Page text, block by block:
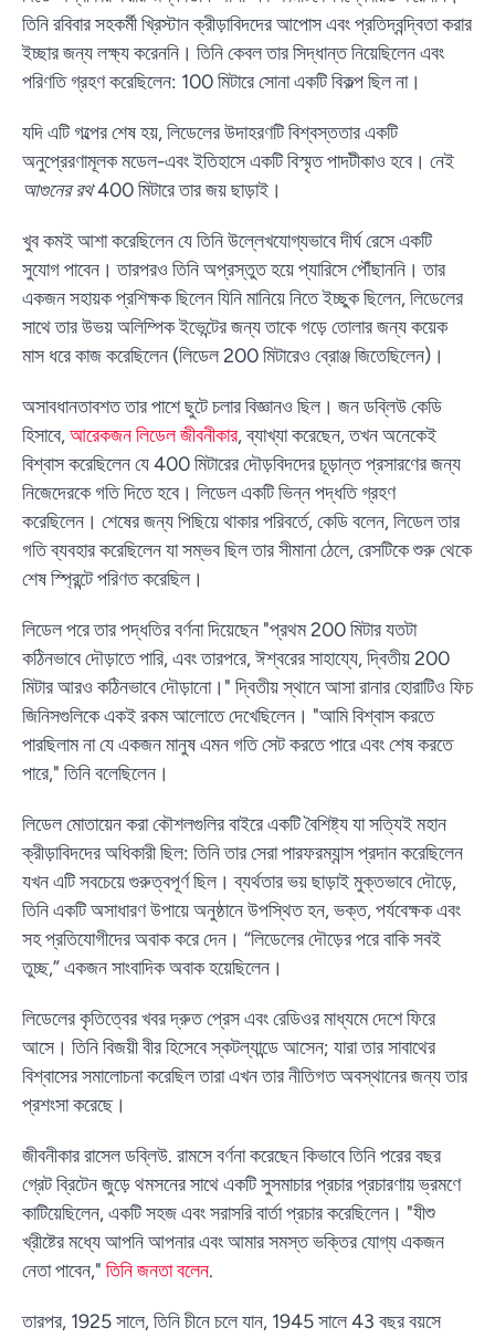
তিনি রবিবার সহকর্মী খ্রিস্টান ক্রীড়াবিদদের আপোস এবং প্রতিদ্বন্দ্বিতা করার
ইচ্ছার জন্য লক্ষ্য করেননি। তিনি কেবল তার সিদ্ধান্ত নিয়েছিলেন এবং
পরিণতি গ্রহণ করেছিলেন: 100 মিটারে সোনা একটি বিকল্প ছিল না।
যদি এটি গল্পের শেষ হয়, লিডেলের উদাহরণটি বিশ্বস্ততার একটি
অনুপ্রেরণামূলক মডেল-এবং ইতিহাসে একটি বিস্মৃত পাদটীকাও হবে। নেই
আগুনের রথ400 মিটারে তার জয় ছাড়াই।
খুব কমই আশা করেছিলেন যে তিনি উল্লেখযোগ্যভাবে দীর্ঘ রেসে একটি
সুযোগ পাবেন। তারপরও তিনি অপ্রস্তুত হয়ে প্যারিসে পৌঁছাননি। তার
একজন সহায়ক প্রশিক্ষক ছিলেন যিনি মানিয়ে নিতে ইচ্ছুক ছিলেন, লিডেলের
সাথে তার উভয় অলিম্পিক ইভেন্টের জন্য তাকে গড়ে তোলার জন্য কয়েক
মাস ধরে কাজ করেছিলেন (লিডেল 200 মিটারেও ব্রোঞ্জ জিতেছিলেন)।
অসাবধানতাবশত তার পাশে ছুটে চলার বিজ্ঞানও ছিল। জন ডব্লিউ কেডি
হিসাবে,আরেকজন লিডেল জীবনীকার, ব্যাখ্যা করেছেন, তখন অনেকেই
বিশ্বাস করেছিলেন যে 400 মিটারের দৌড়বিদদের চূড়ান্ত প্রসারণের জন্য
নিজেদেরকে গতি দিতে হবে। লিডেল একটি ভিন্ন পদ্ধতি গ্রহণ
করেছিলেন। শেষের জন্য পিছিয়ে থাকার পরিবর্তে, কেডি বলেন, লিডেল তার
গতি ব্যবহার করেছিলেন যা সম্ভব ছিল তার সীমানা ঠেলে, রেসটিকে শুরু থেকে
শেষ স্প্রিন্টে পরিণত করেছিল।
লিডেল পরে তার পদ্ধতির বর্ণনা দিয়েছেন "প্রথম 200 মিটার যতটা
কঠিনভাবে দৌড়াতে পারি, এবং তারপরে, ঈশ্বরের সাহায্যে, দ্বিতীয় 200
মিটার আরও কঠিনভাবে দৌড়ানো।" দ্বিতীয় স্থানে আসা রানার হোরাটিও ফিচ
জিনিসগুলিকে একই রকম আলোতে দেখেছিলেন। "আমি বিশ্বাস করতে
পারছিলাম না যে একজন মানুষ এমন গতি সেট করতে পারে এবং শেষ করতে
পারে," তিনি বলেছিলেন।
লিডেল মোতায়েন করা কৌশলগুলির বাইরে একটি বৈশিষ্ট্য যা সত্যিই মহান
ক্রীড়াবিদদের অধিকারী ছিল: তিনি তার সেরা পারফরম্যান্স প্রদান করেছিলেন
যখন এটি সবচেয়ে গুরুত্বপূর্ণ ছিল। ব্যর্থতার ভয় ছাড়াই মুক্তভাবে দৌড়ে,
তিনি একটি অসাধারণ উপায়ে অনুষ্ঠানে উপস্থিত হন, ভক্ত, পর্যবেক্ষক এবং
সহ প্রতিযোগীদের অবাক করে দেন। “লিডেলের দৌড়ের পরে বাকি সবই
তুচ্ছ,” একজন সাংবাদিক অবাক হয়েছিলেন।
লিডেলের কৃতিত্বের খবর দ্রুত প্রেস এবং রেডিওর মাধ্যমে দেশে ফিরে
আসে। তিনি বিজয়ী বীর হিসেবে স্কটল্যান্ডে আসেন; যারা তার সাবাথের
বিশ্বাসের সমালোচনা করেছিল তারা এখন তার নীতিগত অবস্থানের জন্য তার
প্রশংসা করেছে।
জীবনীকার রাসেল ডব্লিউ. রামসে বর্ণনা করেছেন কিভাবে তিনি পরের বছর
গ্রেট ব্রিটেন জুড়ে থমসনের সাথে একটি সুসমাচার প্রচার প্রচারণায় ভ্রমণে
কাটিয়েছিলেন, একটি সহজ এবং সরাসরি বার্তা প্রচার করেছিলেন। "যীশু
খ্রীষ্টের মধ্যে আপনি আপনার এবং আমার সমস্ত ভক্তির যোগ্য একজন
নেতা পাবেন," তিনি জনতা বলেন.
তারপর, 1925 সালে, তিনি চীনে চলে যান, 1945 সালে 43 বছর বয়সে